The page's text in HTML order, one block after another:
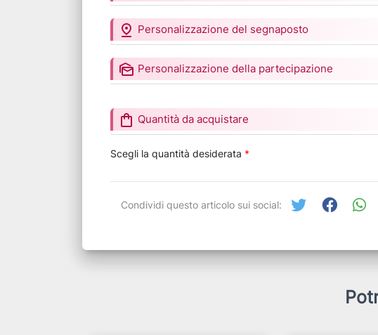
pin_drop Personalizzazione del segnaposto
mark_as_unread Personalizzazione della partecipazione
shopping_bag Quantità da acquistare
Scegli la quantità desiderata *
Condividi questo articolo sui social: